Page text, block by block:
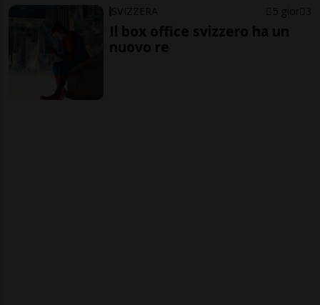
SVIZZERA 5 gior 3
Il box office svizzero ha un
nuovo re